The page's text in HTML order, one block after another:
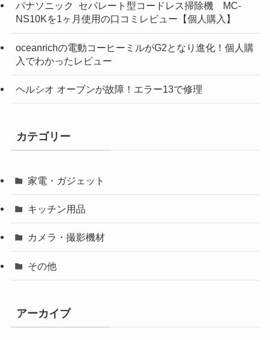
パナソニック セパレート型コードレス掃除機 MC-
NS10Kを1ヶ月使用の口コミレビュー【個人購入】
oceanrichの電動コーヒーミルがG2となり進化！個人購
入でわかったレビュー
ヘルシオ オーブンが故障！エラー13で修理
カテゴリー
家電・ガジェット
キッチン用品
カメラ・撮影機材
その他
アーカイブ